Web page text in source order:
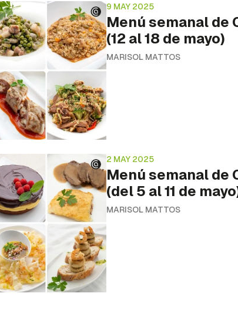
9 MAY 2025
Menú semanal de
(12 al 18 de mayo)
MARISOL MATTOS
2 MAY 2025
Menú semanal de
(del 5 al 11 de
MARISOL MATTOS